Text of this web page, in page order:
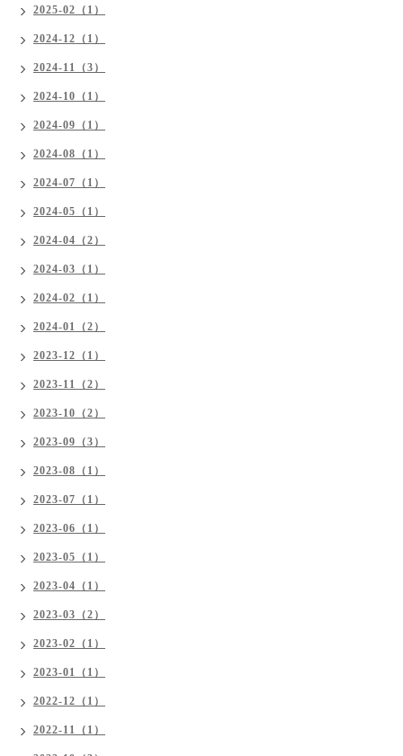
2025-02（1）
2024-12（1）
2024-11（3）
2024-10（1）
2024-09（1）
2024-08（1）
2024-07（1）
2024-05（1）
2024-04（2）
2024-03（1）
2024-02（1）
2024-01（2）
2023-12（1）
2023-11（2）
2023-10（2）
2023-09（3）
2023-08（1）
2023-07（1）
2023-06（1）
2023-05（1）
2023-04（1）
2023-03（2）
2023-02（1）
2023-01（1）
2022-12（1）
2022-11（1）